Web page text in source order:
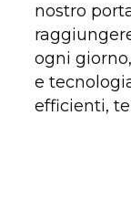
nostro
ogni
e
efficienti,